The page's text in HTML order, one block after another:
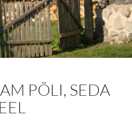
PÕLI, SEDA